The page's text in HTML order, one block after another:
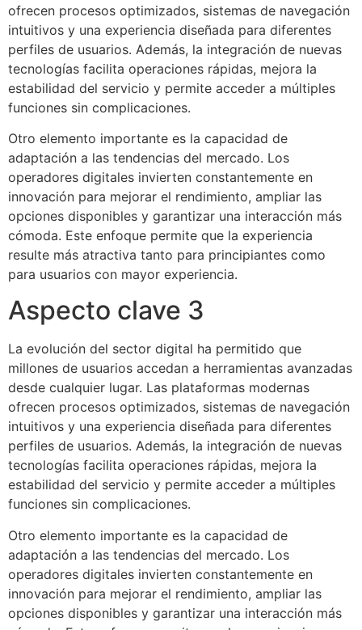
ofrecen procesos optimizados, sistemas de navegación
intuitivos y una experiencia diseñada para diferentes
perfiles de usuarios. Además, la integración de nuevas
tecnologías facilita operaciones rápidas, mejora la
estabilidad del servicio y permite acceder a múltiples
funciones sin complicaciones.
Otro elemento importante es la capacidad de
adaptación a las tendencias del mercado. Los
operadores digitales invierten constantemente en
innovación para mejorar el rendimiento, ampliar las
opciones disponibles y garantizar una interacción más
cómoda. Este enfoque permite que la experiencia
resulte más atractiva tanto para principiantes como
para usuarios con mayor experiencia.
Aspecto clave 3
La evolución del sector digital ha permitido que
millones de usuarios accedan a herramientas avanzadas
desde cualquier lugar. Las plataformas modernas
ofrecen procesos optimizados, sistemas de navegación
intuitivos y una experiencia diseñada para diferentes
perfiles de usuarios. Además, la integración de nuevas
tecnologías facilita operaciones rápidas, mejora la
estabilidad del servicio y permite acceder a múltiples
funciones sin complicaciones.
Otro elemento importante es la capacidad de
adaptación a las tendencias del mercado. Los
operadores digitales invierten constantemente en
innovación para mejorar el rendimiento, ampliar las
opciones disponibles y garantizar una interacción más